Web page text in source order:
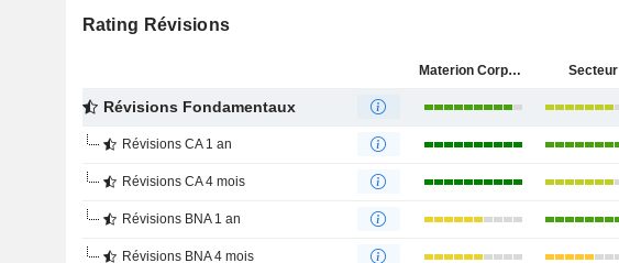
Rating Révisions
Materion Corporation Secteur
Révisions Fondamentaux
Révisions CA 1 an
Révisions CA 4 mois
Révisions BNA 1 an
Révisions BNA 4 mois